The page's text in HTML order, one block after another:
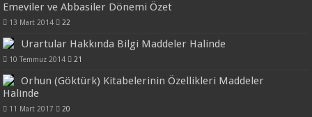
Emeviler ve Abbasiler Dönemi Özet
13 Mart 2014 22
Urartular Hakkında Bilgi Maddeler Halinde
10 Temmuz 2014 21
Orhun (Göktürk) Kitabelerinin Özellikleri Maddeler
Halinde
11 Mart 2017 20